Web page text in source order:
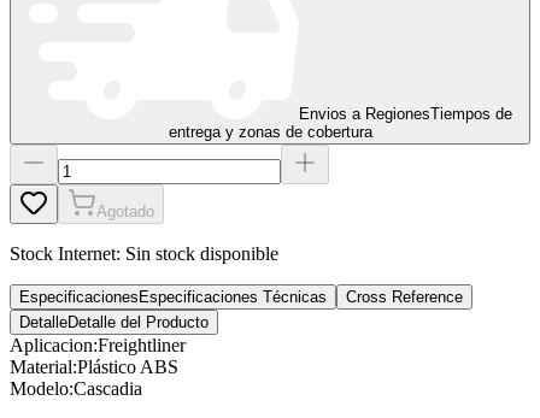
Envios a RegionesTiempos de
entrega y zonas de cobertura
Agotado
Stock Internet: Sin stock disponible
Especificaciones Especificaciones Técnicas
Cross Reference
DetalleDetalle del Producto
Aplicacion:Freightliner
Material:Plástico ABS
Modelo:Cascadia